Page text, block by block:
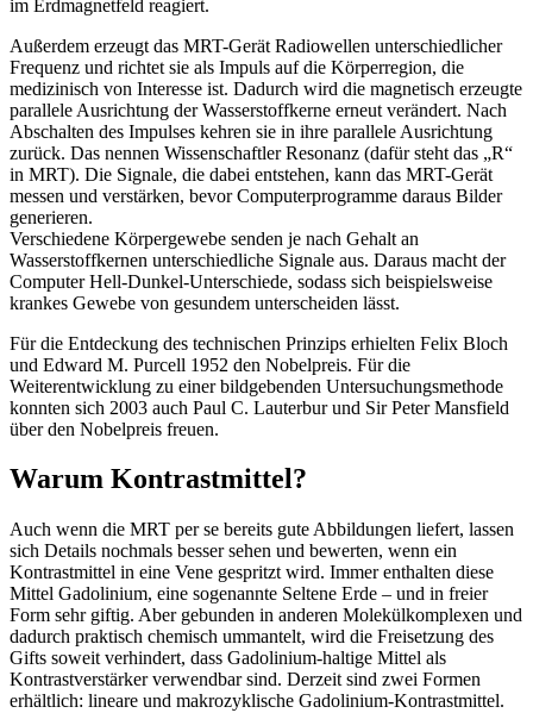
im Erdmagnetfeld reagiert.
Außerdem erzeugt das MRT-Gerät Radiowellen unterschiedlicher
Frequenz und richtet sie als Impuls auf die Körperregion, die
medizinisch von Interesse ist. Dadurch wird die magnetisch erzeugte
parallele Ausrichtung der Wasserstoffkerne erneut verändert. Nach
Abschalten des Impulses kehren sie in ihre parallele Ausrichtung
zurück. Das nennen Wissenschaftler Resonanz (dafür steht das „R“
in MRT). Die Signale, die dabei entstehen, kann das MRT-Gerät
messen und verstärken, bevor Computerprogramme daraus Bilder
generieren.
Verschiedene Körpergewebe senden je nach Gehalt an
Wasserstoffkernen unterschiedliche Signale aus. Daraus macht der
Computer Hell-Dunkel-Unterschiede, sodass sich beispielsweise
krankes Gewebe von gesundem unterscheiden lässt.
Für die Entdeckung des technischen Prinzips erhielten Felix Bloch
und Edward M. Purcell 1952 den Nobelpreis. Für die
Weiterentwicklung zu einer bildgebenden Untersuchungsmethode
konnten sich 2003 auch Paul C. Lauterbur und Sir Peter Mansfield
über den Nobelpreis freuen.
Warum Kontrastmittel?
Auch wenn die MRT per se bereits gute Abbildungen liefert, lassen
sich Details nochmals besser sehen und bewerten, wenn ein
Kontrastmittel in eine Vene gespritzt wird. Immer enthalten diese
Mittel Gadolinium, eine sogenannte Seltene Erde – und in freier
Form sehr giftig. Aber gebunden in anderen Molekülkomplexen und
dadurch praktisch chemisch ummantelt, wird die Freisetzung des
Gifts soweit verhindert, dass Gadolinium-haltige Mittel als
Kontrastverstärker verwendbar sind. Derzeit sind zwei Formen
erhältlich: lineare und makrozyklische Gado­linium-Kontrastmittel.